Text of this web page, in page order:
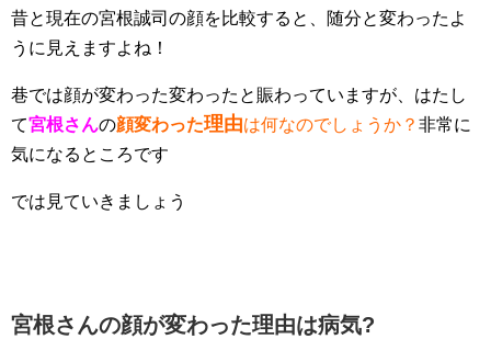
昔と現在の宮根誠司の顔を比較すると、随分と変わったよ
うに見えますよね！
巷では顔が変わった変わったと賑わっていますが、はたし
て宮根さんの顔変わった理由は何なのでしょうか？ 非常に
気になるところです
では見ていきましょう
宮根さんの顔が変わった理由は病気?